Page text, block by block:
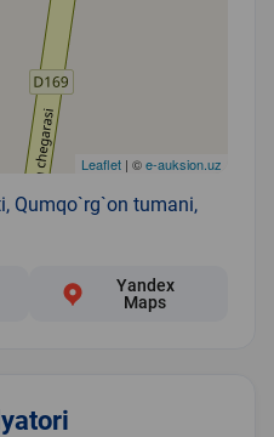
Leaflet| ©e-auksion.uz
Qumqo`rg`on tumani,
Yandex
Maps